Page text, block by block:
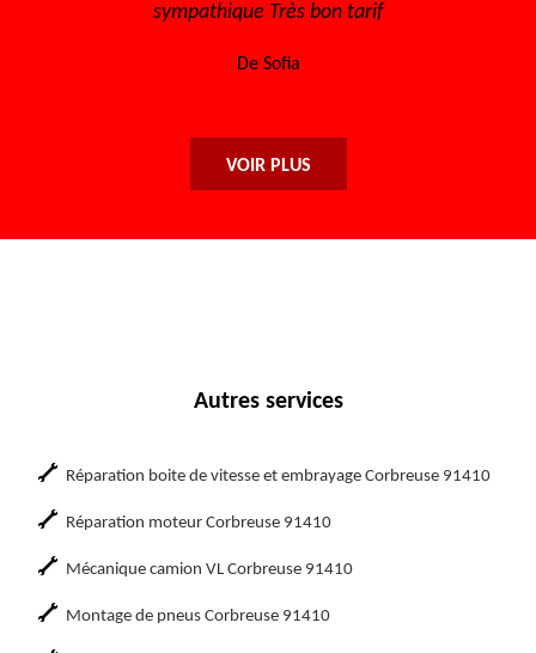
sympathique Très bon tarif
De Sofia
VOIR PLUS
Autres services
Réparation boite de vitesse et embrayage Corbreuse 91410
Réparation moteur Corbreuse 91410
Mécanique camion VL Corbreuse 91410
Montage de pneus Corbreuse 91410